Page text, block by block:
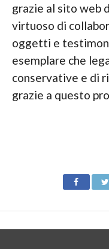
grazie al sito web
virtuoso di
oggetti e
esemplare che
conservative e di
grazie a questo